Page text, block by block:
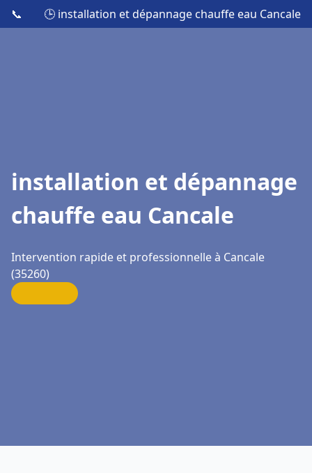
📞 🕒 installation et dépannage chauffe eau Cancale
installation et dépannage
chauffe eau Cancale
Intervention rapide et professionnelle à Cancale
(35260)